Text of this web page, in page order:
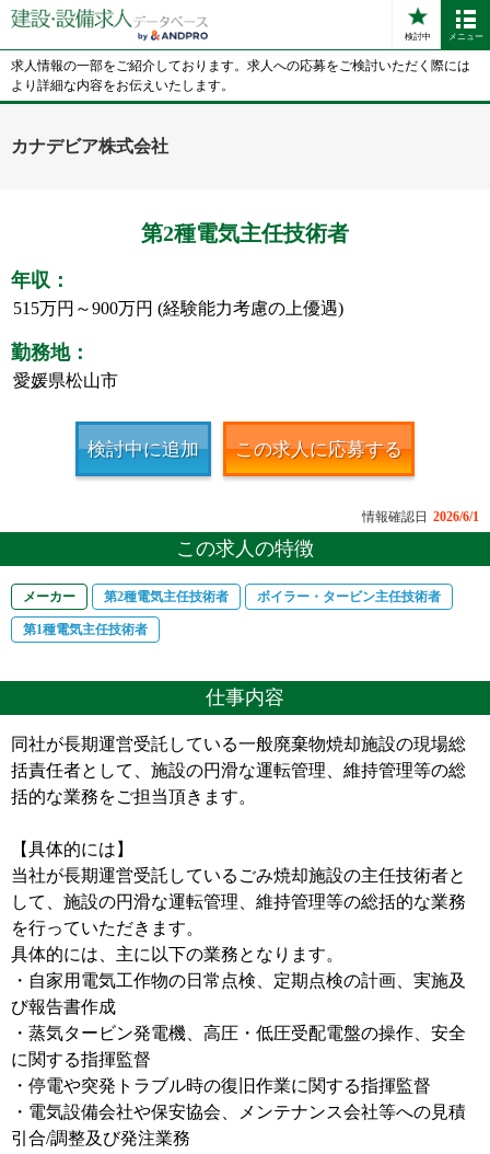
検討中 メニュー
求人情報の一部をご紹介しております。求人への応募をご検討いただく際には
より詳細な内容をお伝えいたします。
カナデビア株式会社
第2種電気主任技術者
年収：
515万円～900万円 (経験能力考慮の上優遇)
勤務地：
愛媛県松山市
検討中に追加 この求人に応募する
情報確認日 2026/6/1
この求人の特徴
メーカー 第2種電気主任技術者 ボイラー・タービン主任技術者
第1種電気主任技術者
仕事内容
同社が長期運営受託している一般廃棄物焼却施設の現場総
括責任者として、施設の円滑な運転管理、維持管理等の総
括的な業務をご担当頂きます。
【具体的には】
当社が長期運営受託しているごみ焼却施設の主任技術者と
して、施設の円滑な運転管理、維持管理等の総括的な業務
を行っていただきます。
具体的には、主に以下の業務となります。
・自家用電気工作物の日常点検、定期点検の計画、実施及
び報告書作成
・蒸気タービン発電機、高圧・低圧受配電盤の操作、安全
に関する指揮監督
・停電や突発トラブル時の復旧作業に関する指揮監督
・電気設備会社や保安協会、メンテナンス会社等への見積
引合/調整及び発注業務